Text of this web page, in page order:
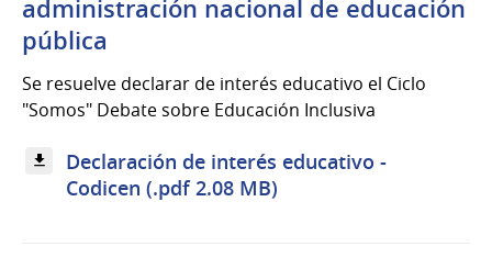
administración nacional de educación
pública
Se resuelve declarar de interés educativo el Ciclo
"Somos" Debate sobre Educación Inclusiva
Declaración de interés educativo -
Codicen (.pdf 2.08 MB)